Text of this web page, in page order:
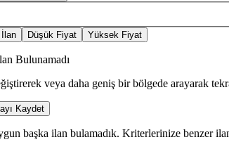
Düşük Fiyat Yüksek Fiyat
Bulunamadı
veya daha geniş bir bölgede arayarak
Kaydet
başka ilan bulamadık. Kriterlerinize benzer